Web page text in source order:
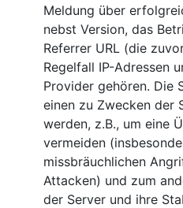
Meldung über
nebst Version, das
Referrer URL (die
Regelfall IP-Adressen
Provider gehören. Die
einen zu Zwecken der
werden, z.B., um eine
vermeiden
missbräuchlichen
Attacken) und zum
der Server und ihre